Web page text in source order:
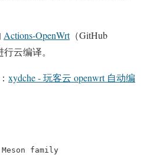
Actions-OpenWrt（GitHub
行云编译。
xydche - 玩客云 openwrt 自动编
family